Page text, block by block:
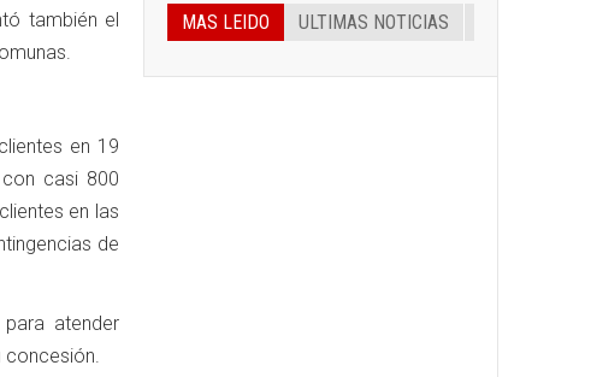
también el
en 19
casi 800
en las
de
atender
concesión.
MAS LEIDO ULTIMAS NOTICIAS